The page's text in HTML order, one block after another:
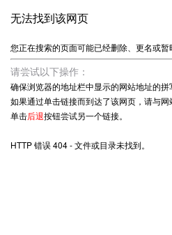
无法找到该网页
您正在搜索的页面可能已经删除、更名或暂
请尝试以下操作：
确保浏览器的地址栏中显示的网站地址的拼
如果通过单击链接而到达了该网页，请与
单击后退按钮尝试另一个链接。
HTTP 错误 404 - 文件或目录未找到。